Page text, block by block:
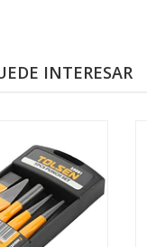
INTERESAR